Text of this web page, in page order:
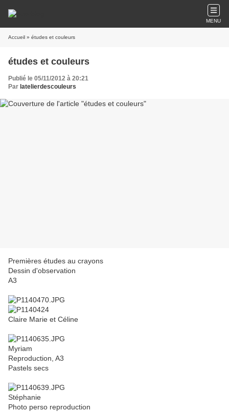
MENU
Accueil » études et couleurs
études et couleurs
Publié le 05/11/2012 à 20:21
Par latelierdescouleurs
Premières études au crayons
Dessin d'observation
A3
Claire Marie et Céline
Myriam
Reproduction, A3
Pastels secs
Stéphanie
Photo perso reproduction